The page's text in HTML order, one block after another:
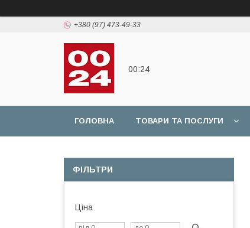
+380 (97) 473-49-33
00:24
ГОЛОВНА ТОВАРИ ТА ПОСЛУГИ
ФІЛЬТРИ
Ціна